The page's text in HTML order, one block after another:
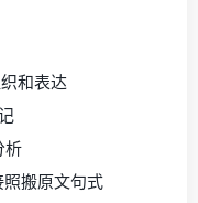
和表达
析
搬原文句式